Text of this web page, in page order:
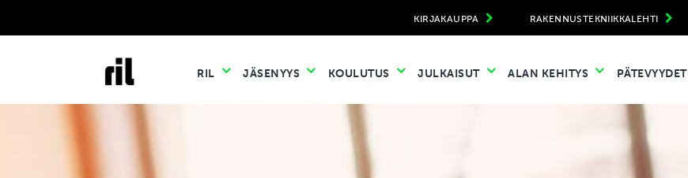
RAKENNUSTEKNIIKKALEHTI
KIRJAKAUPPA
RIL JÄSENYYS KOULUTUS JULKAISUT ALAN KEHITYS PÄTEVYYDET